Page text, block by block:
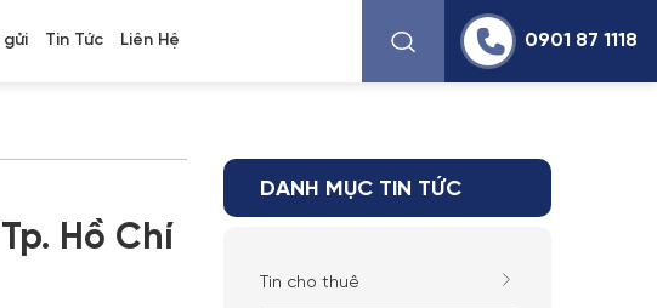
gửi Tin Tức Liên Hệ 0901 87 1118
Hồ Chí
DANH MỤC TIN TỨC
Tin cho thuê